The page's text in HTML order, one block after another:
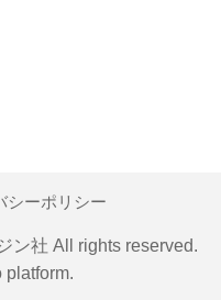
シーポリシー
ン社 All rights reserved.
platform.